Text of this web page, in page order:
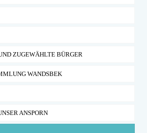
ZUGEWÄHLTE BÜRGER
WANDSBEK
ANSPORN